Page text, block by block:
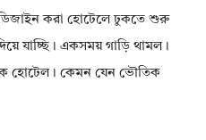
করা হোটেলে ঢুকতে শুরু
যাচ্ছি। একসময় গাড়ি থামল।
হোটেল। কেমন যেন ভৌতিক